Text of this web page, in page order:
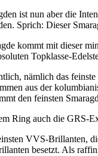
ist nun aber die
Sprich: Dieser
kommt mit dieser
Topklasse-
nämlich das
aus der
den feinsten
Ring auch die GRS-
VVS-Brillanten,
besetzt. Als